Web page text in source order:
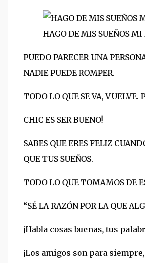
HAGO DE MIS SUEÑOS
PUEDO PARECER UNA
NADIE PUEDE ROMPER.
TODO LO QUE SE VA, VUELVE.
CHIC ES SER BUENO!
SABES QUE ERES FELIZ
QUE TUS SUEÑOS.
TODO LO QUE TOMAMOS DE
“SÉ LA RAZÓN POR LA QUE
¡Habla cosas buenas, tus
¡Los amigos son para